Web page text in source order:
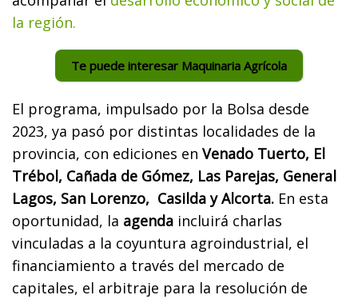
la región.
Te puede interesar Maquinaria Agrícola
El programa, impulsado por la Bolsa desde
2023, ya pasó por distintas localidades de la
provincia, con ediciones en Venado Tuerto, El
Trébol, Cañada de Gómez, Las Parejas, General
Lagos, San Lorenzo, Casilda y Alcorta. En esta
oportunidad, la agenda incluirá charlas
vinculadas a la coyuntura agroindustrial, el
financiamiento a través del mercado de
capitales, el arbitraje para la resolución de